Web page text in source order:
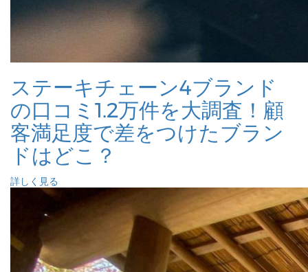
ステーキチェーン4ブランド
の口コミ1.2万件を大調査！顧
客満足度で差をつけたブラン
ドはどこ？
詳しく見る